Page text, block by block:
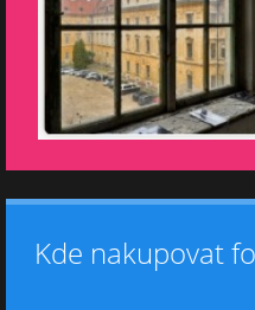
Kde nakupovat